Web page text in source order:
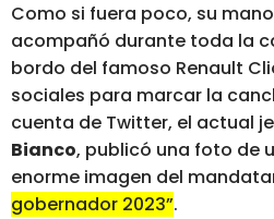
Como si fuera poco, su
acompañó durante toda la
bordo del famoso Renault
sociales para marcar la
cuenta de Twitter, el actual
Bianco, publicó una foto de
enorme imagen del
gobernador 2023”.